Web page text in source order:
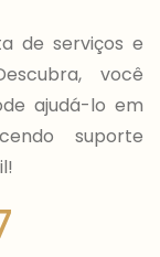
de serviços e
você
ajudá-lo em
suporte